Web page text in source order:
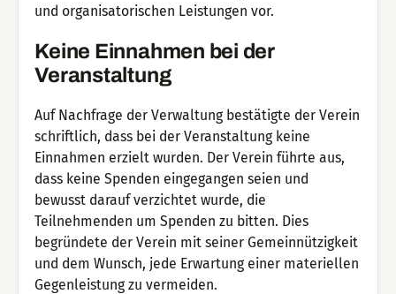
und organisatorischen Leistungen vor.
Keine Einnahmen bei der
Veranstaltung
Auf Nachfrage der Verwaltung bestätigte der Verein
schriftlich, dass bei der Veranstaltung keine
Einnahmen erzielt wurden. Der Verein führte aus,
dass keine Spenden eingegangen seien und
bewusst darauf verzichtet wurde, die
Teilnehmenden um Spenden zu bitten. Dies
begründete der Verein mit seiner Gemeinnützigkeit
und dem Wunsch, jede Erwartung einer materiellen
Gegenleistung zu vermeiden.